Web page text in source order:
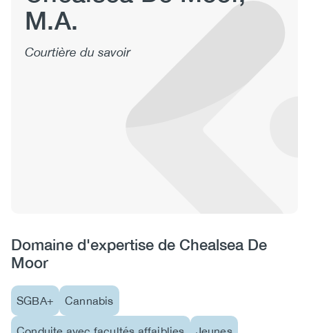
(CCSA)
M.A.
Courtière du savoir
Domaine d'expertise de Chealsea De
Moor
SGBA+ Cannabis